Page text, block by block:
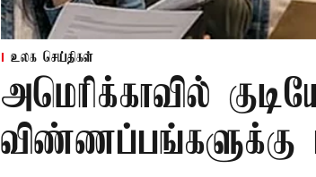
உலக செய்திகள்
அமெரிக்காவில்
விண்ணப்பங்களுக்கு